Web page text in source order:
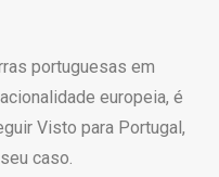
portuguesas em
europeia, é
Visto para Portugal,
caso.